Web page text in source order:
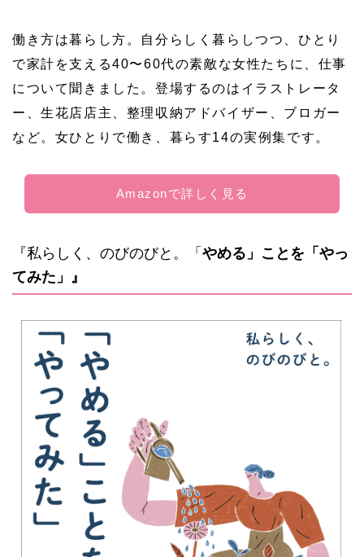
働き方は暮らし方。自分らしく暮らしつつ、ひとり
で家計を支える40〜60代の素敵な女性たちに、仕事
について聞きました。登場するのはイラストレータ
ー、生花店店主、整理収納アドバイザー、ブロガー
など。女ひとりで働き、暮らす14の実例集です。
Amazonで詳しく見る
『私らしく、のびのびと。「 やめる」ことを「やっ
てみた」』